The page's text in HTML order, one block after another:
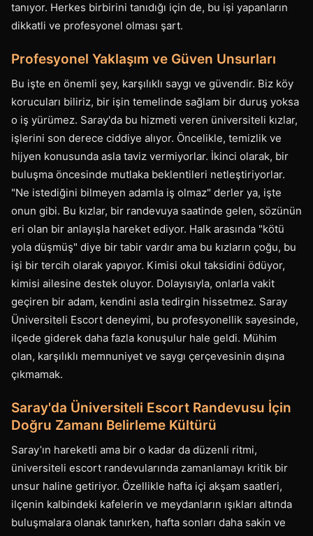
tanıyor. Herkes birbirini tanıdığı için de, bu işi yapanların
dikkatli ve profesyonel olması şart.
Profesyonel Yaklaşım ve Güven Unsurları
Bu işte en önemli şey, karşılıklı saygı ve güvendir. Biz köy
korucuları biliriz, bir işin temelinde sağlam bir duruş yoksa
o iş yürümez. Saray'da bu hizmeti veren üniversiteli kızlar,
işlerini son derece ciddiye alıyor. Öncelikle, temizlik ve
hijyen konusunda asla taviz vermiyorlar. İkinci olarak, bir
buluşma öncesinde mutlaka beklentileri netleştiriyorlar.
"Ne istediğini bilmeyen adamla iş olmaz" derler ya, işte
onun gibi. Bu kızlar, bir randevuya saatinde gelen, sözünün
eri olan bir anlayışla hareket ediyor. Halk arasında "kötü
yola düşmüş" diye bir tabir vardır ama bu kızların çoğu, bu
işi bir tercih olarak yapıyor. Kimisi okul taksidini ödüyor,
kimisi ailesine destek oluyor. Dolayısıyla, onlarla vakit
geçiren bir adam, kendini asla tedirgin hissetmez. Saray
Üniversiteli Escort deneyimi, bu profesyonellik sayesinde,
ilçede giderek daha fazla konuşulur hale geldi. Mühim
olan, karşılıklı memnuniyet ve saygı çerçevesinin dışına
çıkmamak.
Saray'da Üniversiteli Escort Randevusu İçin
Doğru Zamanı Belirleme Kültürü
Saray’ın hareketli ama bir o kadar da düzenli ritmi,
üniversiteli escort randevularında zamanlamayı kritik bir
unsur haline getiriyor. Özellikle hafta içi akşam saatleri,
ilçenin kalbindeki kafelerin ve meydanların ışıkları altında
buluşmalara olanak tanırken, hafta sonları daha sakin ve